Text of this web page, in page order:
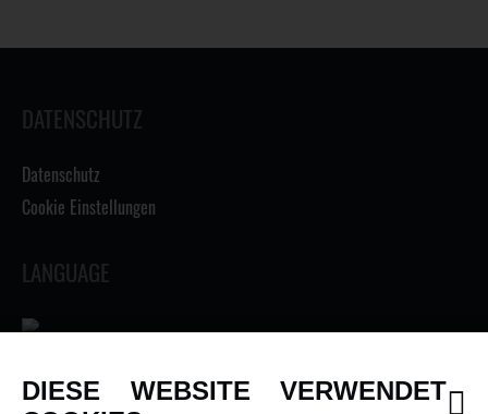
DATENSCHUTZ
Datenschutz
Cookie Einstellungen
LANGUAGE
INFORMATIONEN
DIESE WEBSITE VERWENDET